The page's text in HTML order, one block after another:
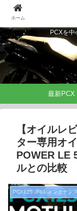
PCXを
最新PCX
【オイルレ
ター専用オ
POWER LE
ルとの比較
PCX125 JF81 メンテナンス
ホーム